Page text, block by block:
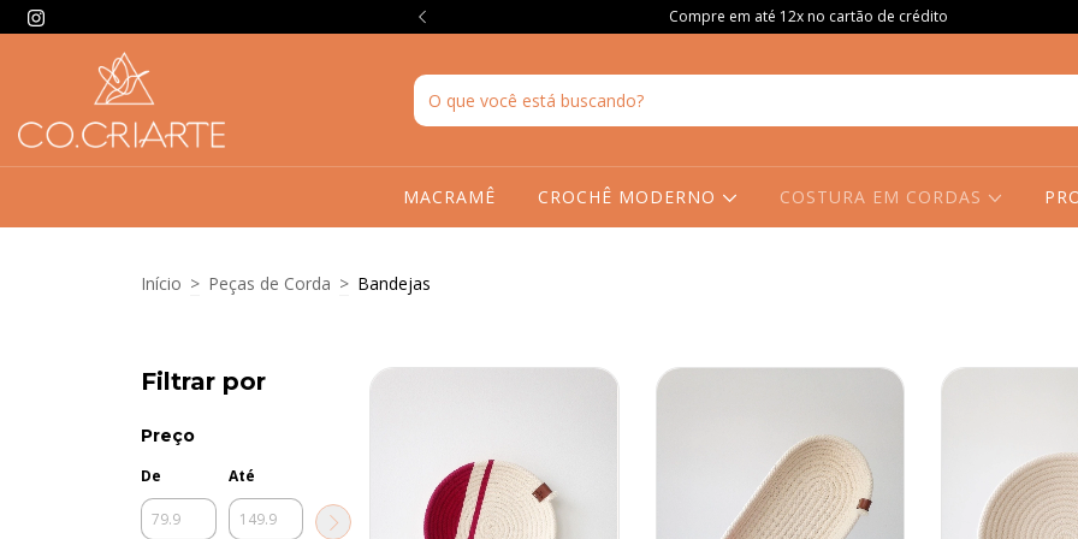
feitas à mão Compre em até 12x no cartão de crédito
MACRAMÊ CROCHÊ MODERNO COSTURA EM CORDAS
Início > Peças de Corda > Bandejas
Filtrar por
Preço
De Até